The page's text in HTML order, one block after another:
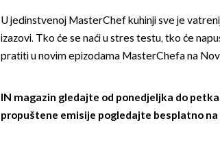
U jedinstvenoj MasterChef kuhinji sve je
izazovi. Tko će se naći u stres testu, tko će
pratiti u novim epizodama MasterChefa na
IN magazin gledajte od ponedjeljka do
propuštene emisije pogledajte besplatno